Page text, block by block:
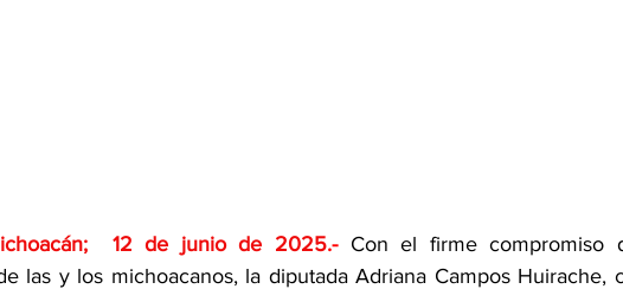
12 de junio de 2025.- Con el firme compromiso
las y los michoacanos, la diputada Adriana Campos Huirache,